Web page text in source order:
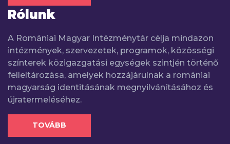
Rólunk
A Romániai Magyar Intézménytár célja mindazon
intézmények, szervezetek, programok, közösségi
színterek közigazgatási egységek szintjén történő
felleltározása, amelyek hozzájárulnak a romániai
magyarság identitásának megnyilvánításához és
újratermeléséhez.
TOVÁBB